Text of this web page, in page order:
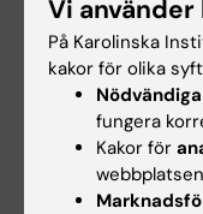
Uppdaterad av:
Charlotte Brandt
Vi
På Karolinska
kakor för olika
Nödvändiga
fungera
Kakor för